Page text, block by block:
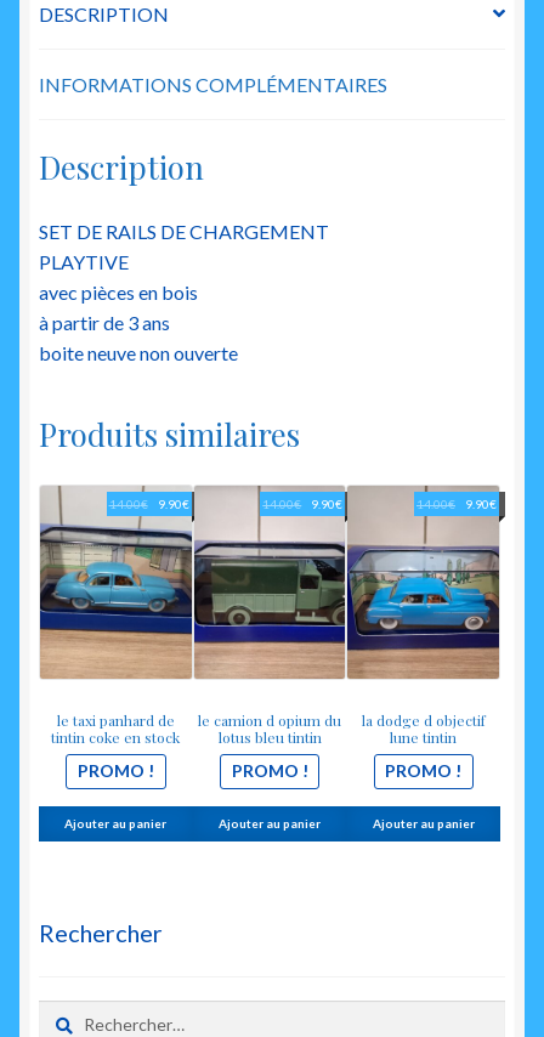
DESCRIPTION
INFORMATIONS COMPLÉMENTAIRES
Description
SET DE RAILS DE CHARGEMENT
PLAYTIVE
avec pièces en bois
à partir de 3 ans
boite neuve non ouverte
Produits similaires
le taxi panhard de
tintin coke en stock
PROMO !
14.00€ Le
initial
était :
14.00€.
9.90€Le
prix
actuel
est :
9.90€.
Ajouter au panier
le camion d opium du
lotus bleu tintin
PROMO !
14.00€ Le
initial
était :
14.00€.
9.90€Le
prix
actuel
est :
9.90€.
Ajouter au panier
la dodge d objectif
lune tintin
PROMO !
14.00€ Le
était :
14.00€.
9.90€Le
prix
est :
9.90€.
Ajouter au panier
Rechercher
Rechercher :